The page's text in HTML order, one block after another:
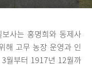
사는 홍명희와 동제사
해 고무 농장 운영과 인
월부터 1917년 12월까